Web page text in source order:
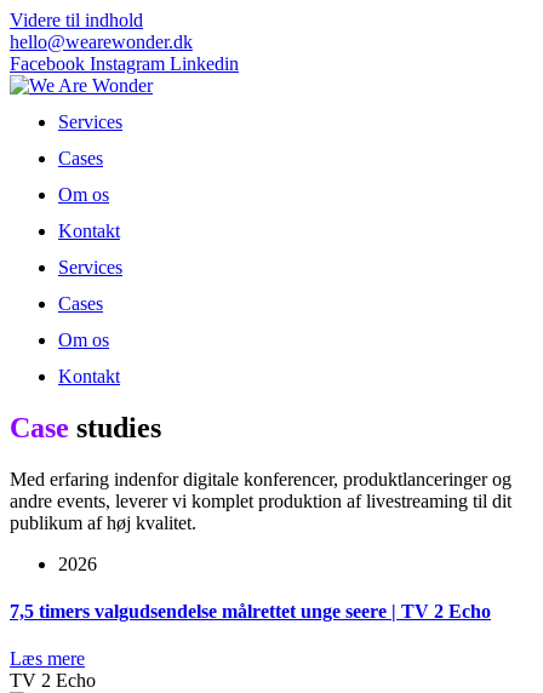
Videre til indhold
hello@wearewonder.dk
Facebook Instagram Linkedin
Services
Cases
Om os
Kontakt
Services
Cases
Om os
Kontakt
Case studies
Med erfaring indenfor digitale konferencer, produktlanceringer og
andre events, leverer vi komplet produktion af livestreaming til dit
publikum af høj kvalitet.
2026
7,5 timers valgudsendelse målrettet unge seere | TV 2 Echo
Læs mere
TV 2 Echo